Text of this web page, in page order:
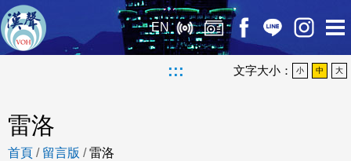
EN
::: 文字大小： 小 中 大
雷洛
首頁 / 留言版 /雷洛